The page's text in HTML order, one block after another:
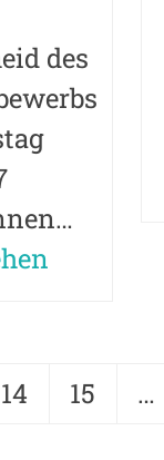
des
Seite
14 Seite
15 …